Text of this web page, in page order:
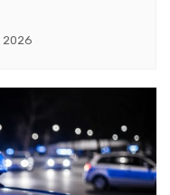
2026